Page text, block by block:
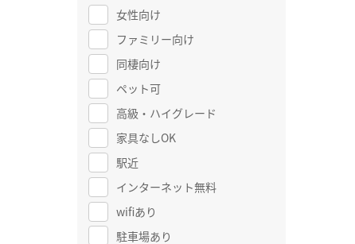
女性向け
ファミリー向け
同棲向け
ペット可
高級・ハイグレード
家具なしOK
駅近
インターネット無料
wifiあり
駐車場あり